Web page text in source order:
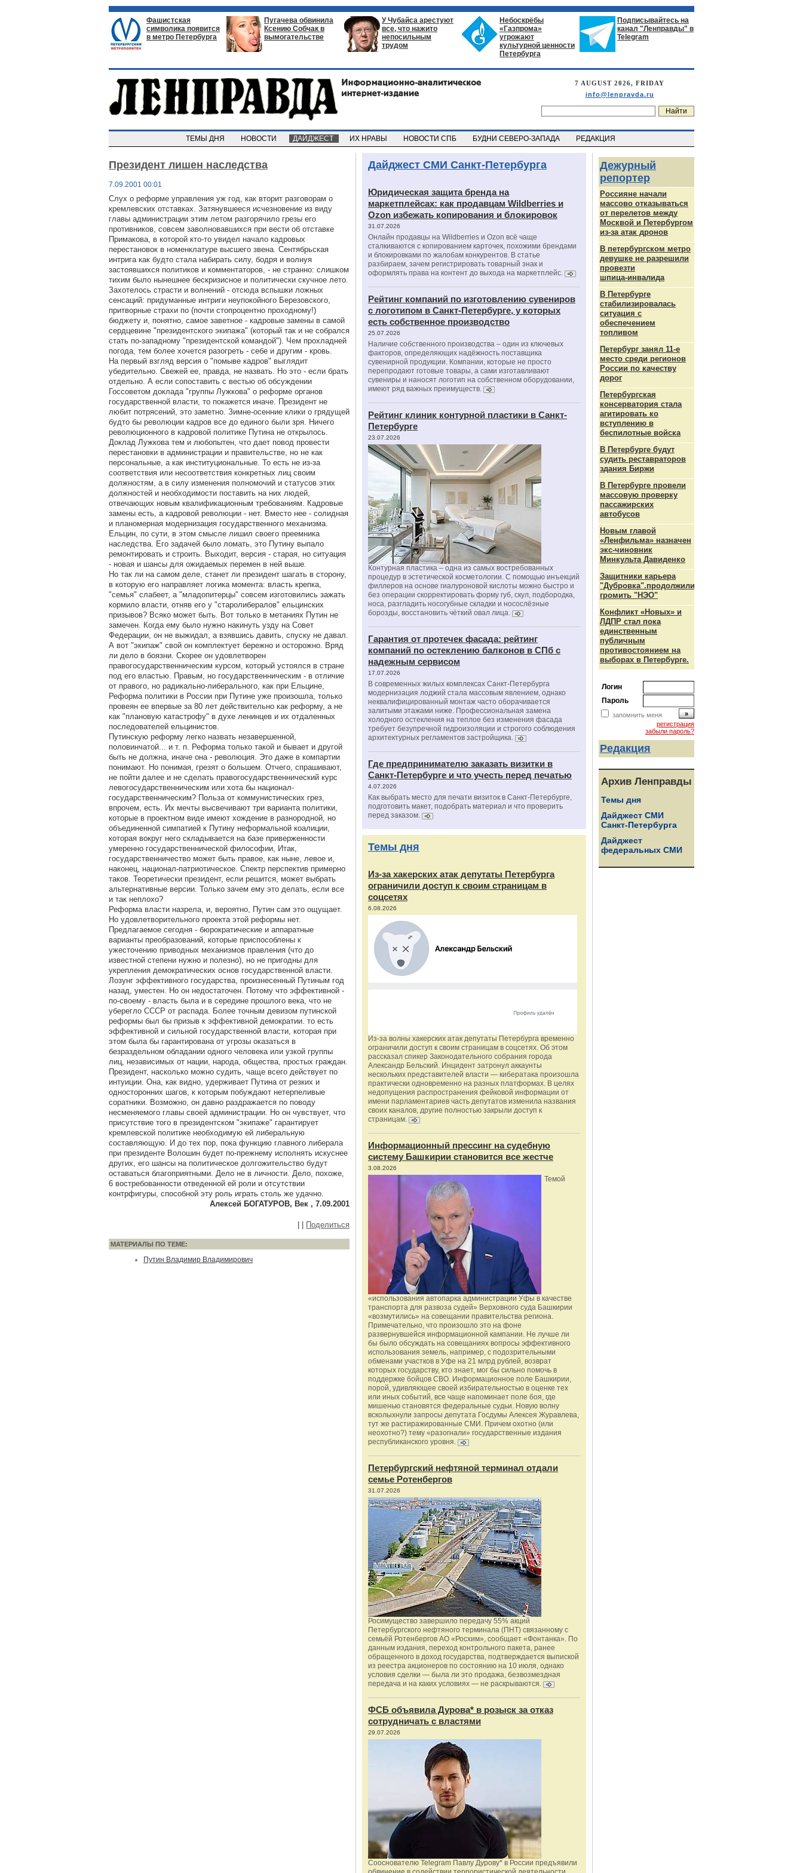
Фашистская
символика появится
в метро Петербурга
Пугачева обвинила
Ксению Собчак в
вымогательстве
У Чубайса арестуют
все, что нажито
непосильным
трудом
Небоскрёбы
«Газпрома»
угрожают
культурной ценности
Петербурга
Подписывайтесь на
канал "Ленправды" в
Telegram
7 AUGUST 2026, FRIDAY
info@lenpravda.ru
ТЕМЫ ДНЯ НОВОСТИ ДАЙДЖЕСТ ИХ НРАВЫ НОВОСТИ СПБ БУДНИ СЕВЕРО-ЗАПАДА РЕДАКЦИЯ
Президент лишен наследства
7.09.2001 00:01
Слух о реформе управления уж год, как вторит разговорам о
кремлевских отставках. Затянувшееся исчезновение из виду
главы администрации этим летом разгорячило грезы его
противников, совсем заволновавшихся при вести об отставке
Примакова, в которой кто-то увидел начало кадровых
перестановок в номенклатуре высшего звена. Сентябрьская
интрига как будто стала набирать силу, бодря и волнуя
застоявшихся политиков и комментаторов, - не странно: слишком
тихим было нынешнее бескризисное и политически скучное лето.
Захотелось страсти и волнений - отсюда вспышки ложных
сенсаций: придуманные интриги неупокойного Березовского,
притворные страхи по (почти стопроцентно проходному!)
бюджету и, понятно, самое заветное - кадровые замены в самой
сердцевине "президентского экипажа" (который так и не собрался
стать по-западному "президентской командой"). Чем прохладней
погода, тем более хочется разогреть - себе и другим - кровь.
На первый взгляд версия о "помыве кадров" выглядит
убедительно. Свежей ее, правда, не назвать. Но это - если брать
отдельно. А если сопоставить с вестью об обсуждении
Госсоветом доклада "группы Лужкова" о реформе органов
государственной власти, то покажется иначе. Президент не
любит потрясений, это заметно. Зимне-осенние клики о грядущей
будто бы революции кадров все до единого были зря. Ничего
революционного в кадровой политике Путина не открылось.
Доклад Лужкова тем и любопытен, что дает повод провести
перестановки в администрации и правительстве, но не как
персональные, а как институциональные. То есть не из-за
соответствия или несоответствия конкретных лиц своим
должностям, а в силу изменения полномочий и статусов этих
должностей и необходимости поставить на них людей,
отвечающих новым квалификационным требованиям. Кадровые
замены есть, а кадровой революции - нет. Вместо нее - солидная
и планомерная модернизация государственного механизма.
Ельцин, по сути, в этом смысле лишил своего преемника
наследства. Его задачей было ломать, это Путину выпало
ремонтировать и строить. Выходит, версия - старая, но ситуация
- новая и шансы для ожидаемых перемен в ней выше.
Но так ли на самом деле, станет ли президент шагать в сторону,
в которую его направляет логика момента: власть крепка,
"семья" слабеет, а "младопитерцы" совсем изготовились зажать
кормило власти, отняв его у "старолибералов" ельцинских
призывов? Всяко может быть. Вот только в метаниях Путин не
замечен. Когда ему было нужно накинуть узду на Совет
Федерации, он не выжидал, а взявшись давить, спуску не давал.
А вот "экипаж" свой он комплектует бережно и осторожно. Вряд
ли дело в боязни. Скорее он удовлетворен
правогосударственническим курсом, который устоялся в стране
под его властью. Правым, но государственническим - в отличие
от правого, но радикально-либерального, как при Ельцине,
Реформа политики в России при Путине уже произошла, только
провеян ее впервые за 80 лет действительно как реформу, а не
как "плановую катастрофу" в духе ленинцев и их отдаленных
последователей ельцинистов.
Путинскую реформу легко назвать незавершенной,
половинчатой... и т. п. Реформа только такой и бывает и другой
быть не должна, иначе она - революция. Это даже в компартии
понимают. Но понимая, грезят о большем. Отчего, спрашивают,
не пойти далее и не сделать правогосударственнический курс
левогосударственническим или хота бы национал-
государственническим? Польза от коммунистических грез,
впрочем, есть. Их мечты высвечивают три варианта политики,
которые в проектном виде имеют хождение в разнородной, но
объединенной симпатией к Путину неформальной коалиции,
которая вокруг него складывается на базе приверженности
умеренно государственнической философии, Итак,
государственничество может быть правое, как ныне, левое и,
наконец, национал-патриотическое. Спектр перспектив примерно
таков. Теоретически президент, если решится, может выбрать
альтернативные версии. Только зачем ему это делать, если все
и так неплохо?
Реформа власти назрела, и, вероятно, Путин сам это ощущает.
Но удовлетворительного проекта этой реформы нет.
Предлагаемое сегодня - бюрократические и аппаратные
варианты преобразований, которые приспособлены к
ужесточению приводных механизмов правления (что до
известной степени нужно и полезно), но не пригодны для
укрепления демократических основ государственной власти.
Лозунг эффективного государства, произнесенный Путиным год
назад, уместен. Но он недостаточен. Потому что эффективной -
по-своему - власть была и в середине прошлого века, что не
уберегло СССР от распада. Более точным девизом путинской
реформы был бы призыв к эффективной демократии. то есть
эффективной и сильной государственной власти, которая при
этом была бы гарантирована от угрозы оказаться в
безраздельном обладании одного человека или узкой группы
лиц, независимых от нации, народа, общества, простых граждан.
Президент, насколько можно судить, чаще всего действует по
интуиции. Она, как видно, удерживает Путина от резких и
односторонних шагов, к которым побуждают нетерпеливые
соратники. Возможно, он давно раздражается по поводу
несменяемого главы своей администрации. Но он чувствует, что
присутствие того в президентском "экипаже" гарантирует
кремлевской политике необходимую ей либеральную
составляющую. И до тех пор, пока функцию главного либерала
при президенте Волошин будет по-прежнему исполнять искуснее
других, его шансы на политическое долгожительство будут
оставаться благоприятными. Дело не в личности. Дело, похоже,
6 востребованности отведенной ей роли и отсутствии
контрфигуры, способной эту роль играть столь же удачно.
Алексей БОГАТУРОВ, Век , 7.09.2001
Поделиться
МАТЕРИАЛЫ ПО ТЕМЕ:
Путин Владимир Владимирович
Дайджест СМИ Санкт-Петербурга
Юридическая защита бренда на
маркетплейсах: как продавцам Wildberries и
Ozon избежать копирования и блокировок
31.07.2026
Онлайн продавцы на Wildberries и Ozon всё чаще
сталкиваются с копированием карточек, похожими брендами
и блокировками по жалобам конкурентов. В статье
разбираем, зачем регистрировать товарный знак и
оформлять права на контент до выхода на маркетплейс.
Рейтинг компаний по изготовлению сувениров
с логотипом в Санкт-Петербурге, у которых
есть собственное производство
25.07.2026
Наличие собственного производства – один из ключевых
факторов, определяющих надёжность поставщика
сувенирной продукции. Компании, которые не просто
перепродают готовые товары, а сами изготавливают
сувениры и наносят логотип на собственном оборудовании,
имеют ряд важных преимуществ.
Рейтинг клиник контурной пластики в Санкт-
Петербурге
23.07.2026
Контурная пластика – одна из самых востребованных
процедур в эстетической косметологии. С помощью инъекций
филлеров на основе гиалуроновой кислоты можно быстро и
без операции скорректировать форму губ, скул, подбородка,
носа, разгладить носогубные складки и носослёзные
борозды, восстановить чёткий овал лица.
Гарантия от протечек фасада: рейтинг
компаний по остеклению балконов в СПб с
надежным сервисом
17.07.2026
В современных жилых комплексах Санкт-Петербурга
модернизация лоджий стала массовым явлением, однако
неквалифицированный монтаж часто оборачивается
залитыми этажами ниже. Профессиональная замена
холодного остекления на теплое без изменения фасада
требует безупречной гидроизоляции и строгого соблюдения
архитектурных регламентов застройщика.
Где предпринимателю заказать визитки в
Санкт-Петербурге и что учесть перед печатью
4.07.2026
Как выбрать место для печати визиток в Санкт-Петербурге,
подготовить макет, подобрать материал и что проверить
перед заказом.
Темы дня
Из‑за хакерских атак депутаты Петербурга
ограничили доступ к своим страницам в
соцсетях
6.08.2026
Из‑за волны хакерских атак депутаты Петербурга временно
ограничили доступ к своим страницам в соцсетях. Об этом
рассказал спикер Законодательного собрания города
Александр Бельский. Инцидент затронул аккаунты
нескольких представителей власти — кибератака произошла
практически одновременно на разных платформах. В целях
недопущения распространения фейковой информации от
имени парламентариев часть депутатов изменила названия
своих каналов, другие полностью закрыли доступ к
страницам.
Информационный прессинг на судебную
систему Башкирии становится все жестче
3.08.2026
Темой
«использования автопарка администрации Уфы в качестве
транспорта для развоза судей» Верховного суда Башкирии
«возмутились» на совещании правительства региона.
Примечательно, что произошло это на фоне
развернувшейся информационной кампании. Не лучше ли
бы было обсуждать на совещаниях вопросы эффективного
использования земель, например, с подозрительными
обменами участков в Уфе на 21 млрд рублей, возврат
которых государству, кто знает, мог бы сильно помочь в
поддержке бойцов СВО. Информационное поле Башкирии,
порой, удивляющее своей избирательностью в оценке тех
или иных событий, все чаще напоминает поле боя, где
мишенью становятся федеральные судьи. Новую волну
всколыхнули запросы депутата Госдумы Алексея Журавлева,
тут же растиражированные СМИ. Причем охотно (или
неохотно?) тему «разогнали» государственные издания
республиканского уровня.
Петербургский нефтяной терминал отдали
семье Ротенбергов
31.07.2026
Росимущество завершило передачу 55% акций
Петербургского нефтяного терминала (ПНТ) связанному с
семьёй Ротенбергов АО «Росхим», сообщает «Фонтанка». По
данным издания, переход контрольного пакета, ранее
обращенного в доход государства, подтверждается выпиской
из реестра акционеров по состоянию на 10 июля, однако
условия сделки — была ли это продажа, безвозмездная
передача и на каких условиях — не раскрываются.
ФСБ объявила Дурова* в розыск за отказ
сотрудничать с властями
29.07.2026
Сооснователю Telegram Павлу Дурову* в России предъявили
Дежурный
репортер
Россияне начали
массово отказываться
от перелетов между
Москвой и Петербургом
из-за атак дронов
В петербургском метро
девушке не разрешили
провезти
шпица‑инвалида
В Петербурге
стабилизировалась
ситуация с
обеспечением
топливом
Петербург занял 11-е
место среди регионов
России по качеству
дорог
Петербургская
консерватория стала
агитировать ко
вступлению в
беспилотные войска
В Петербурге будут
судить реставраторов
здания Биржи
В Петербурге провели
массовую проверку
пассажирских
автобусов
Новым главой
«Ленфильма» назначен
экс-чиновник
Минкульта Давиденко
Защитники карьера
"Дубровка".продолжили
громить "НЭО"
Конфликт «Новых» и
ЛДПР стал пока
единственным
публичным
противостоянием на
выборах в Петербурге.
Логин
Пароль
запомнить меня
регистрация
забыли пароль?
Редакция
Архив Ленправды
Темы дня
Дайджест СМИ
Санкт-Петербурга
Дайджест
федеральных СМИ